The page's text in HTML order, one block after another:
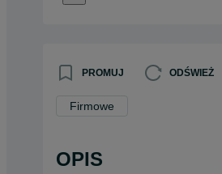
PROMUJ ODŚWIEŻ
Firmowe
OPIS